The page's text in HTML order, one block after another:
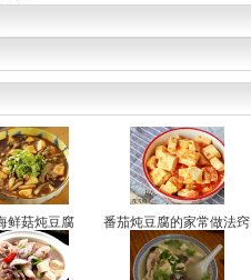
鲜菇炖豆腐
番茄炖豆腐的家常做法窍
门